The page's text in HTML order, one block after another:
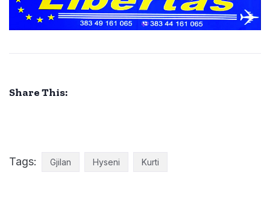
Share This:
Tags: Gjilan Hyseni Kurti